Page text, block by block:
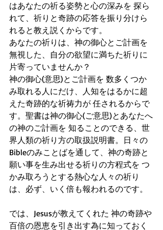
はあなたの祈る姿勢と心の深みを 探ら
れて、祈りと奇跡の応答を振り分けら
れると教え説くからです。
あなたの祈りは、神の御心とご計画を
無視した、自分の欲望に満ちた祈りに
片寄っていませんか？
神の御心(意思)とご計画を 数多くつか
み取れる人にだけ、人知をはるかに超
えた奇跡的な祈祷力が 任されるからで
す。聖書は神の御心(ご意思)とあなたへ
の神のご計画を 知ることのできる、世
界人類の祈り方の取扱説明書。日々の
Bibleのみことばを通して、神の奇跡と
願い事を生み出せる祈りの方程式を つ
かみ取ろうとする熱心な人々の祈り
は、必ず、いく倍も報われるのです。
では、Jesusが教えてくれた 神の奇跡や
百倍の恩恵を引き出す為に知っておく